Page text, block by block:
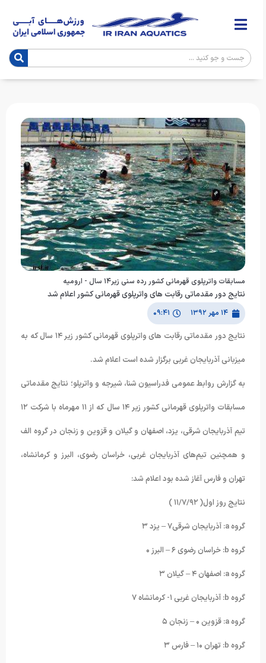
مسابقات واترپلوی قهرمانی کشور رده سنی زیر١۴ سال - ارومیه
نتایج دور مقدماتی رقابت های واترپلوی قهرمانی کشور اعلام شد
۱۴ مهر ۱۳۹۲ ۰۹:۴۱
نتایج دور مقدماتی رقابت های واترپلوی قهرمانی کشور زیر ١۴ سال که به
میزبانی آذربایجان غربی برگزار شده است اعلام شد.
به گزارش روابط عمومی فدراسیون شنا، شیرجه و واترپلو؛ نتایج مقدماتی
مسابقات واترپلوی قهرمانی کشور زیر ١۴ سال که از ١١ مهرماه با شرکت ١٢
تیم آذربایجان شرقی، یزد، اصفهان و گیلان و قزوین و زنجان در گروه الف
و همچنین تیم‌های آذربایجان غربی، خراسان رضوی، البرز و کرمانشاه،
تهران و فارس آغاز شده بود اعلام شد:
نتایج روز اول( ١١/٧/٩٢ )
گروه a: آذربایجان شرقی٧ – یزد ٣
گروه b: خراسان رضوی ۶ – البرز ۰
گروه a: اصفهان ۴ – گیلان ٣
گروه b: آذربایجان غربی ١- کرمانشاه ٧
گروه a: قزوین ۰ – زنجان ۵
گروه b: تهران ١۰ – فارس ٣